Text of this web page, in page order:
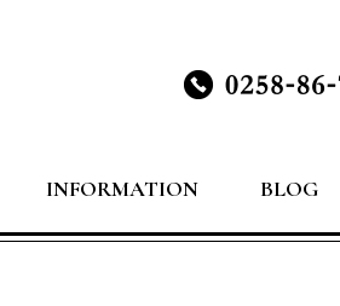
INFORMATION BLOG